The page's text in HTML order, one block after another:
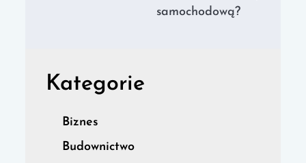
samochodową?
Kategorie
Biznes
Budownictwo